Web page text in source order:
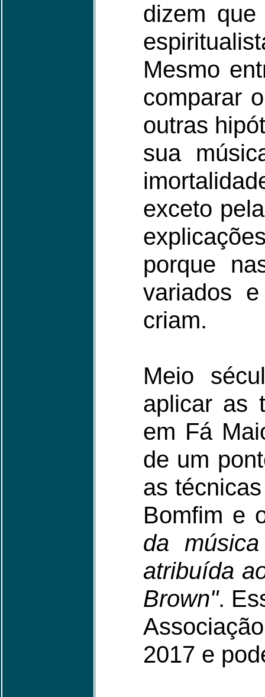
dizem
Mesmo
comparar
outras
sua
exceto
porque
variados
criam.
Meio
aplicar as
em Fá
de um
as
Bomfim e
da
atribuída
Brown".
2017 e